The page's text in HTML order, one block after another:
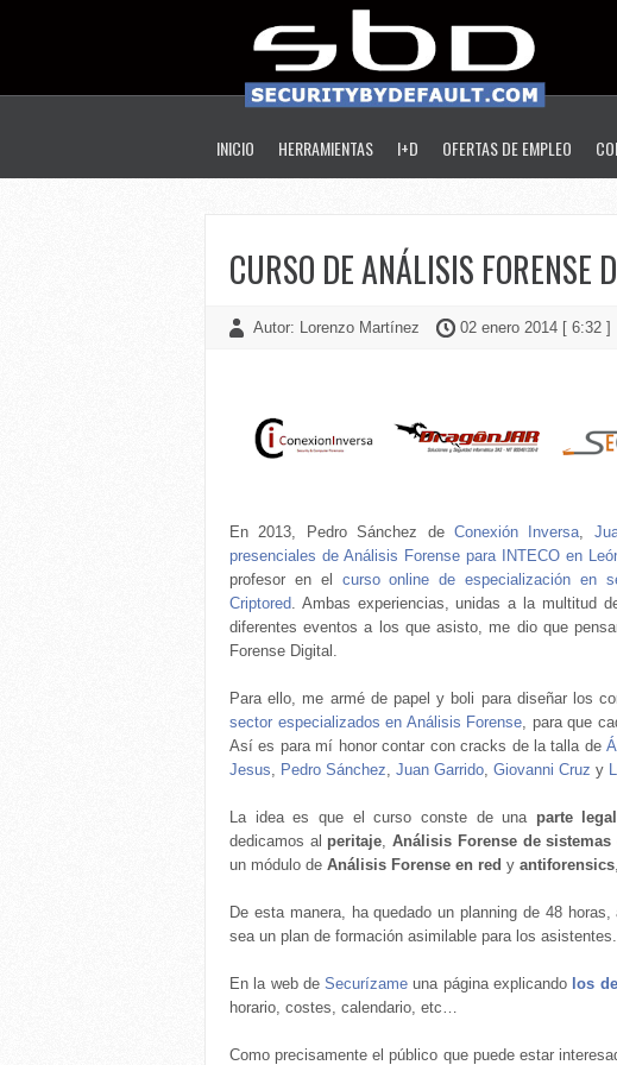
INICIO HERRAMIENTAS I+D OFERTAS DE EMPLEO
CURSO DE ANÁLISIS FORENSE
Autor: Lorenzo Martínez 02 enero 2014 [ 6:32 ]
En 2013, Pedro Sánchez de Conexión Inversa,
presenciales de Análisis Forense para INTECO en
profesor en el curso online de especialización en
Criptored. Ambas experiencias, unidas a la multitud
diferentes eventos a los que asisto, me dio que
Forense Digital.
Para ello, me armé de papel y boli para diseñar los
sector especializados en Análisis Forense, para que
Así es para mí honor contar con cracks de la talla de
Jesus, Pedro Sánchez, Juan Garrido, Giovanni Cruz y
La idea es que el curso conste de una parte
dedicamos al peritaje,Análisis Forense de
un módulo de Análisis Forense en red y antiforensics
De esta manera, ha quedado un planning de 48
sea un plan de formación asimilable para los asistentes.
En la web deSecurízame una página explicando los
horario, costes, calendario, etc…
Como precisamente el público que puede estar